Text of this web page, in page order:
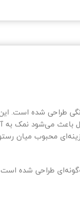
خانگی طراحی شده است.
باعث می‌شود نمک به
محبوب میان
طراحی شده است